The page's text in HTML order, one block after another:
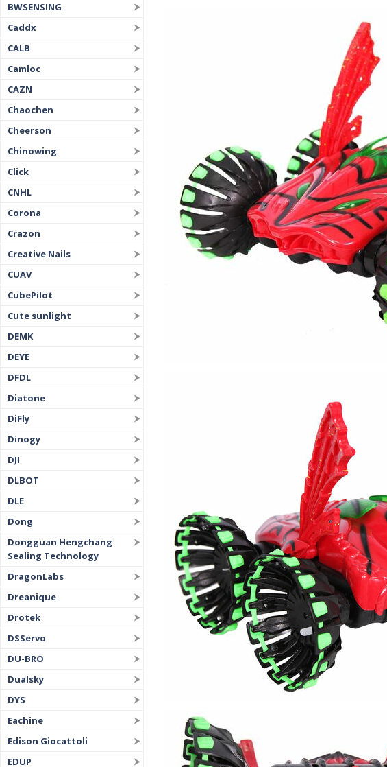
BWSENSING
Caddx
CALB
Camloc
CAZN
Chaochen
Cheerson
Chinowing
Click
CNHL
Corona
Crazon
Creative Nails
CUAV
CubePilot
Cute sunlight
DEMK
DEYE
DFDL
Diatone
DiFly
Dinogy
DJI
DLBOT
DLE
Dong
Dongguan Hengchang
Sealing Technology
DragonLabs
Dreanique
Drotek
DSServo
DU-BRO
Dualsky
DYS
Eachine
Edison Giocattoli
EDUP